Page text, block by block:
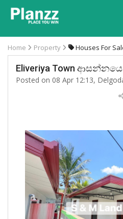
Home Property Houses For
Eliveriya Town
Posted on 08 Apr 12:13,